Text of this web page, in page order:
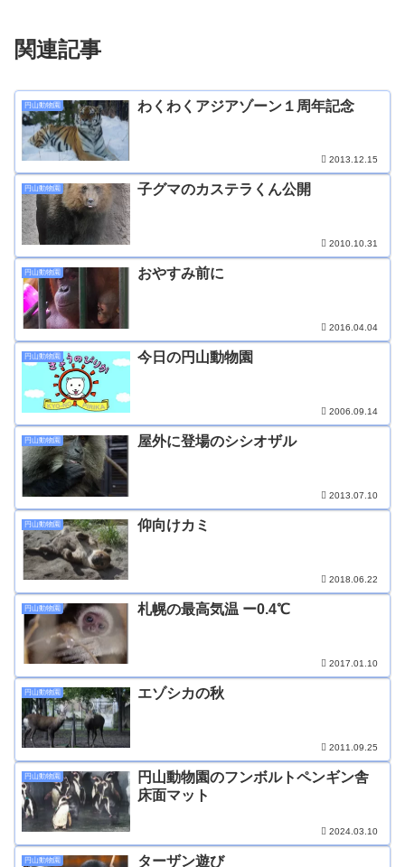
関連記事
円山動物園 わくわくアジアゾーン１周年記念
2013.12.15
円山動物園 子グマのカステラくん公開
2010.10.31
円山動物園 おやすみ前に
2016.04.04
円山動物園 今日の円山動物園
2006.09.14
円山動物園 屋外に登場のシシオザル
2013.07.10
円山動物園 仰向けカミ
2018.06.22
円山動物園 札幌の最高気温 ー0.4℃
2017.01.10
円山動物園 エゾシカの秋
2011.09.25
円山動物園
円山動物園のフンボルトペンギン舎
床面マット
2024.03.10
円山動物園 ターザン遊び